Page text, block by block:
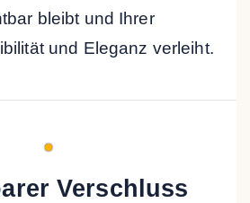
bleibt und Ihrer
und Eleganz verleiht.
Verschluss